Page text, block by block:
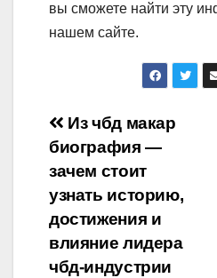
вы сможете найти эту
нашем сайте.
Навигация
по
записям
Из чбд макар
биография —
зачем стоит
узнать историю,
достижения и
влияние лидера
чбд-индустрии